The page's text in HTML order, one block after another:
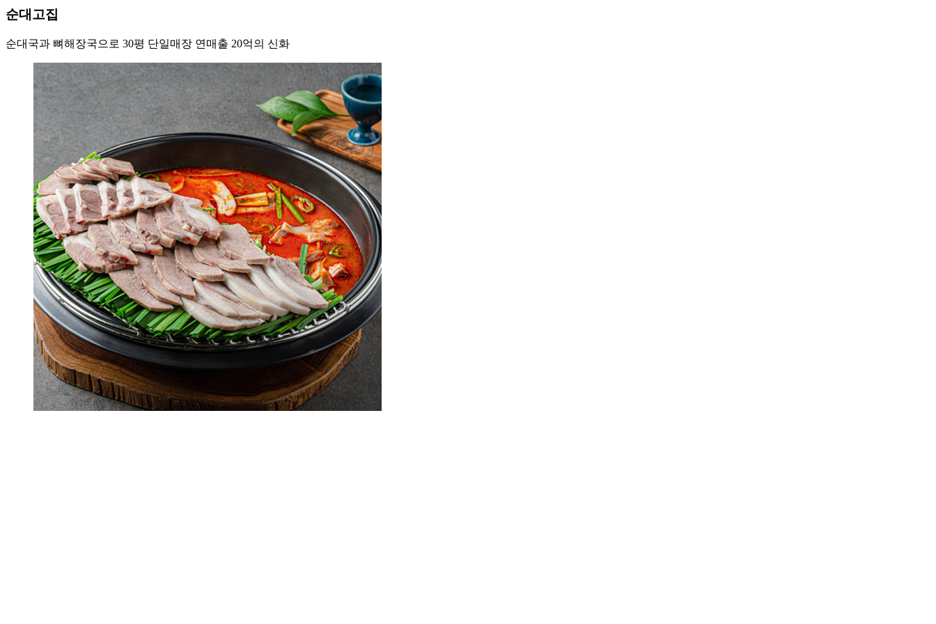
순대고집
순대국과 뼈해장국으로 30평 단일매장 연매출 20억의 신화